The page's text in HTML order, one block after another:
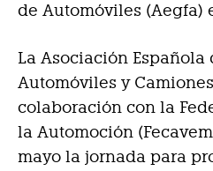
de Automóviles (Aegfa)
La Asociación Española
Automóviles y
colaboración con la
la Automoción
mayo la jornada para